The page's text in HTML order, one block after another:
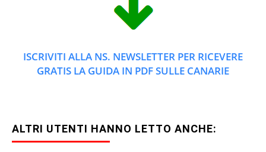
ISCRIVITI ALLA NS. NEWSLETTER PER RICEVERE
GRATIS LA GUIDA IN PDF SULLE CANARIE
ALTRI UTENTI HANNO LETTO ANCHE: